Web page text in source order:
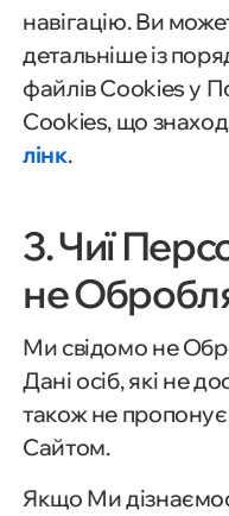
навігацію. Ви
детальніше із
файлів Cookies у
Cookies, що
лінк.
3. Чиї
не
Ми свідомо не
Дані осіб, які не
також не
Сайтом.
Якщо Ми